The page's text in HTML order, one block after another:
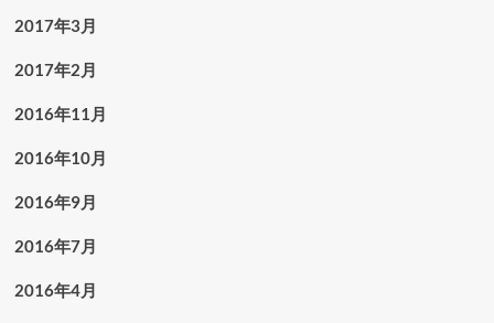
2017年3月
2017年2月
2016年11月
2016年10月
2016年9月
2016年7月
2016年4月